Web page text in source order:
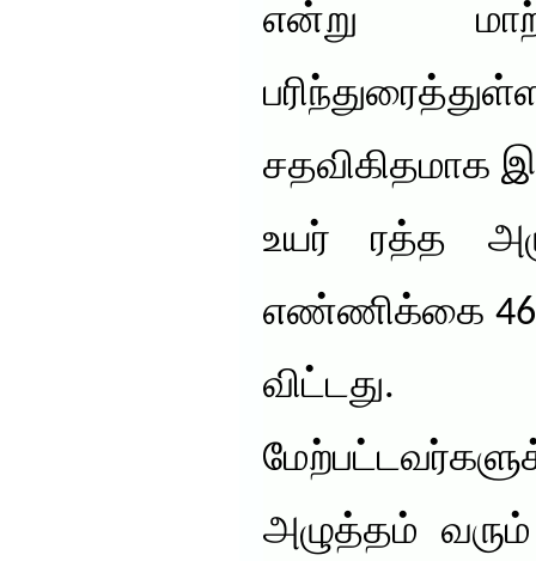
என்று
சதவிகிதமாக
உயர் ரத்த
எண்ணிக்கை 46
விட்டது.
அழுத்தம்